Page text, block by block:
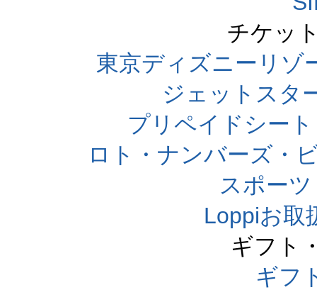
チケッ
東京ディズニーリゾ
ジェットスタ
プリペイドシー
ロト・ナンバーズ・
スポー
Loppiお取
ギフト
ギフ